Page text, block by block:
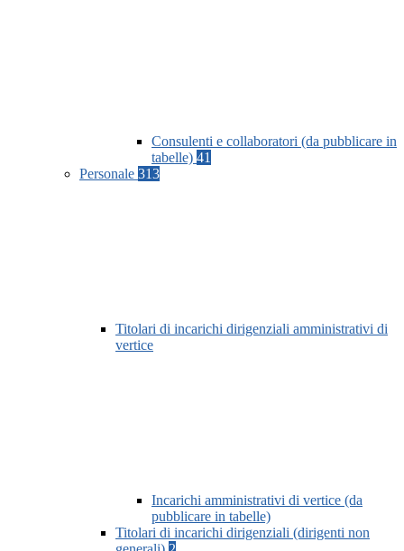
Consulenti e collaboratori (da pubblicare in
tabelle) 41
Personale 313
Titolari di incarichi dirigenziali amministrativi di
vertice
Incarichi amministrativi di vertice (da
pubblicare in tabelle)
Titolari di incarichi dirigenziali (dirigenti non